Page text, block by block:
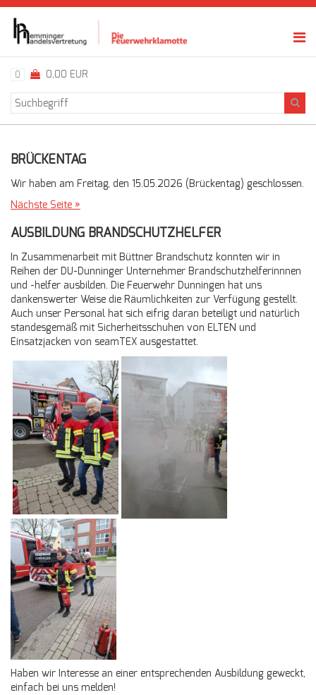
0 0,00 EUR
BRÜCKENTAG
Wir haben am Freitag, den 15.05.2026 (Brückentag) geschlossen.
Nächste Seite »
AUSBILDUNG BRANDSCHUTZHELFER
In Zusammenarbeit mit Büttner Brandschutz konnten wir in
Reihen der DU-Dunninger Unternehmer Brandschutzhelferinnnen
und -helfer ausbilden. Die Feuerwehr Dunningen hat uns
dankenswerter Weise die Räumlichkeiten zur Verfügung gestellt.
Auch unser Personal hat sich eifrig daran beteiligt und natürlich
standesgemäß mit Sicherheitsschuhen von ELTEN und
Einsatzjacken von seamTEX ausgestattet.
.
Haben wir Interesse an einer entsprechenden Ausbildung geweckt,
einfach bei uns melden!